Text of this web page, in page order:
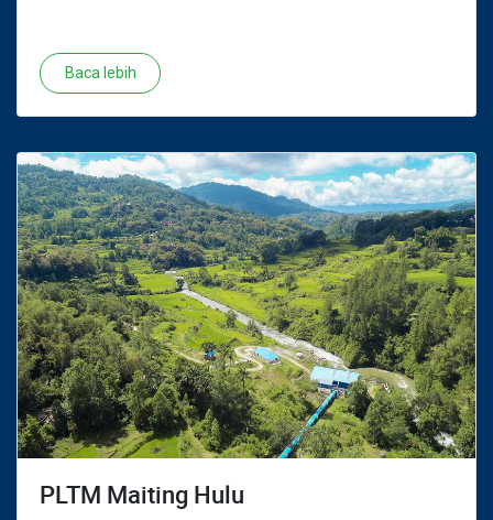
Baca lebih
PLTM Maiting Hulu